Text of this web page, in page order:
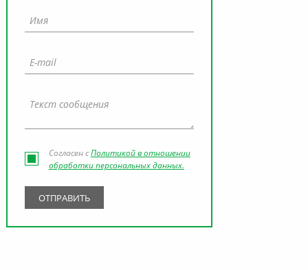
Согласен сПолитикой в отношении
обработки персональных данных.